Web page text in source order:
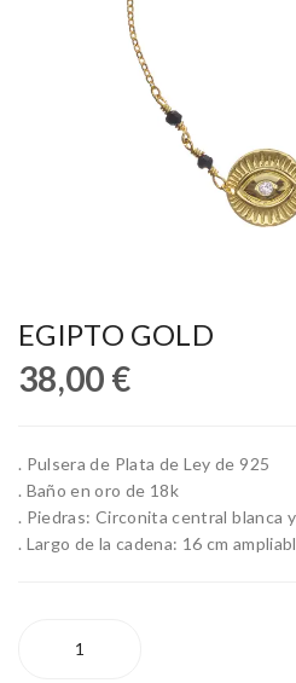
EGIPTO GOLD
38,00 €
. Pulsera de Plata de Ley de 925
. Baño en oro de 18k
. Piedras: Circonita central blanca
. Largo de la cadena: 16 cm